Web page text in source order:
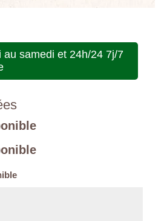
au samedi et 24h/24 7j/7